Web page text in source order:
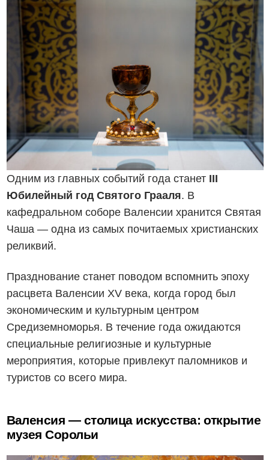
Одним из главных событий года станет III
Юбилейный год Святого Грааля. В
кафедральном соборе Валенсии хранится Святая
Чаша — одна из самых почитаемых христианских
реликвий.
Празднование станет поводом вспомнить эпоху
расцвета Валенсии XV века, когда город был
экономическим и культурным центром
Средиземноморья. В течение года ожидаются
специальные религиозные и культурные
мероприятия, которые привлекут паломников и
туристов со всего мира.
Валенсия — столица искусства: открытие
музея Сорольи